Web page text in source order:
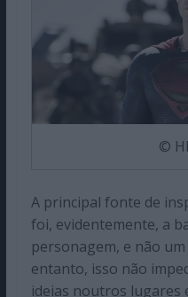
©
A principal fonte de
foi, evidentemente, a
personagem, e não
entanto, isso não
ideias noutros lugares